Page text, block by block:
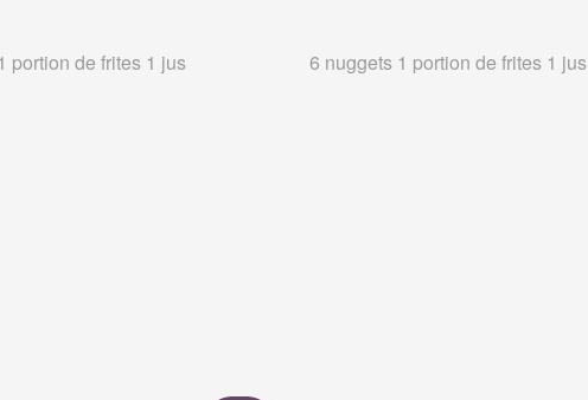
portion de frites 1 jus 6 nuggets 1 portion de frites 1 jus